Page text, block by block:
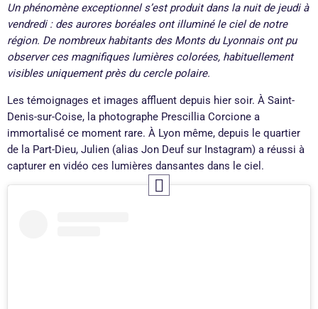
Un phénomène exceptionnel s’est produit dans la nuit de jeudi à
vendredi : des aurores boréales ont illuminé le ciel de notre
région. De nombreux habitants des Monts du Lyonnais ont pu
observer ces magnifiques lumières colorées, habituellement
visibles uniquement près du cercle polaire.
Les témoignages et images affluent depuis hier soir. À Saint-
Denis-sur-Coise, la photographe Prescillia Corcione a
immortalisé ce moment rare. À Lyon même, depuis le quartier
de la Part-Dieu, Julien (alias Jon Deuf sur Instagram) a réussi à
capturer en vidéo ces lumières dansantes dans le ciel.